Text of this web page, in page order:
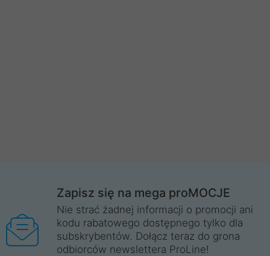
Zapisz się na mega proMOCJE
Nie strać żadnej informacji o promocji ani
kodu rabatowego dostępnego tylko dla
subskrybentów. Dołącz teraz do grona
odbiorców newslettera ProLine!